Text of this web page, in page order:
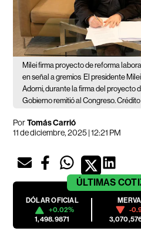
Milei firma proyecto de reforma
en señal a gremios El presidente
Adorni, durante la firma del proyecto
Gobierno remitió al Congreso.
PorTomás Carrió
11 de diciembre, 2025 | 12:21 PM
ÚLTIMAS
DÓLAR OFICIAL
+0.02%
1,498.9871
-